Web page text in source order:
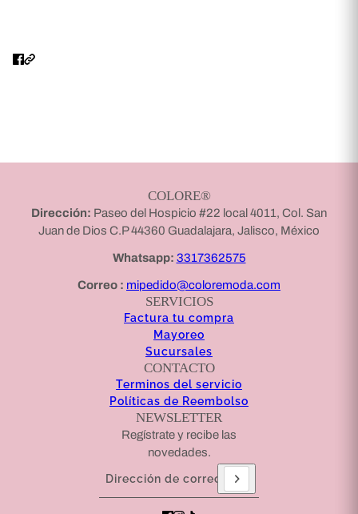
COLORE®
Dirección: Paseo del Hospicio #22 local 4011, Col. San
Juan de Dios C.P 44360 Guadalajara, Jalisco, México
Whatsapp: 3317362575
Correo : mipedido@coloremoda.com
SERVICIOS
Factura tu compra
Mayoreo
Sucursales
CONTACTO
Terminos del servicio
Políticas de Reembolso
NEWSLETTER
Regístrate y recibe las
novedades.
Dirección de correo electrónico
Este sitio está protegido por hCaptcha y se aplican